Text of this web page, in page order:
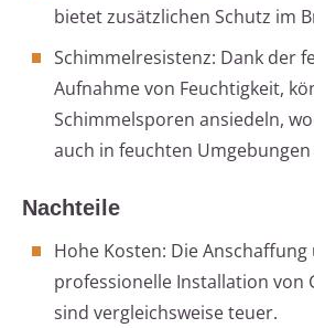
bietet zusätzlichen Schutz im
Schimmelresistenz: Dank der
Aufnahme von Feuchtigkeit,
Schimmelsporen ansiedeln,
auch in feuchten
Nachteile
Hohe Kosten: Die Anschaffung
professionelle Installation von
sind vergleichsweise teuer.